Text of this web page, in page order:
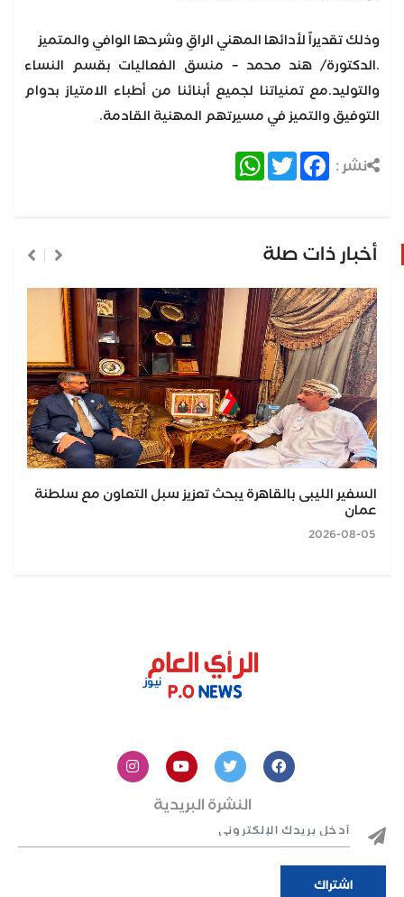
وذلك تقديراً لأدائها المهني الراقِ وشرحها الوافي والمتميز
.الدكتورة/ هند محمد – منسق الفعاليات بقسم النساء
والتوليد.مع تمنياتنا لجميع أبنائنا من أطباء الامتياز بدوام
التوفيق والتميز في مسيرتهم المهنية القادمة.
نشر : Facebook
Twitter
WhatsApp
أخبار ذات صلة
السفير الليبى بالقاهرة يبحث تعزيز سبل التعاون مع سلطنة
عمان
النشرة البريدية